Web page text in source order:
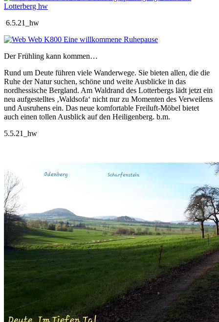
6.5.21_hw
Der Frühling kann kommen…
Rund um Deute führen viele Wanderwege. Sie bieten allen, die die
Ruhe der Natur suchen, schöne und weite Ausblicke in das
nordhessische Bergland. Am Waldrand des Lotterbergs lädt jetzt ein
neu aufgestelltes ‚Waldsofa‘ nicht nur zu Momenten des Verweilens
und Ausruhens ein. Das neue komfortable Freiluft-Möbel bietet
auch einen tollen Ausblick auf den Heiligenberg. b.m.
5.5.21_hw